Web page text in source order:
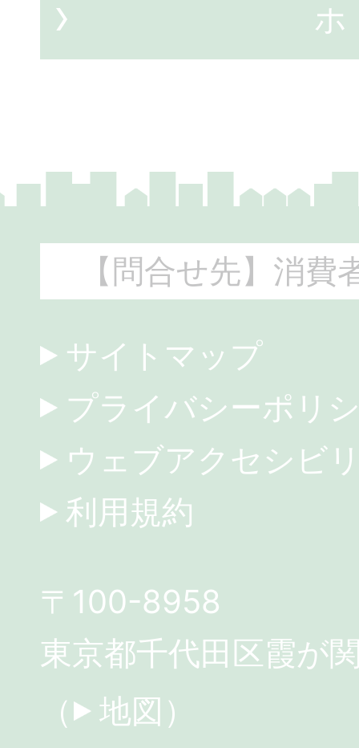
【問合せ先】消費
サイトマップ
プライバシーポリ
ウェブアクセシビ
利用規約
〒100-8958
東京都千代田区霞が
（
地図 ）